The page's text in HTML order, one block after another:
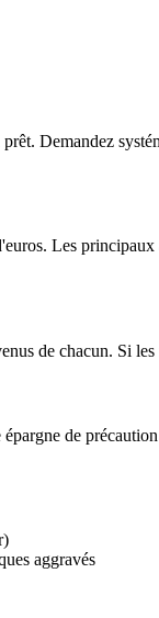
Demandez
Les
de chacun. Si
de
aggravés